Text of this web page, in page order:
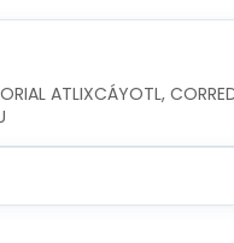
ATLIXCÁYOTL,